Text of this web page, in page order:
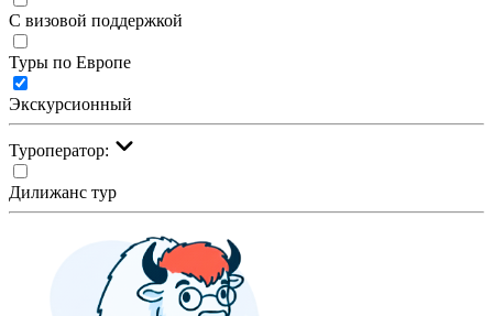
С визовой поддержкой
Туры по Европе
Экскурсионный
Туроператор:
Дилижанс тур